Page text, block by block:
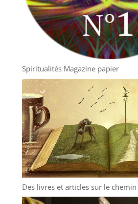
Spiritualités Magazine papier
Des livres et articles sur le chemin